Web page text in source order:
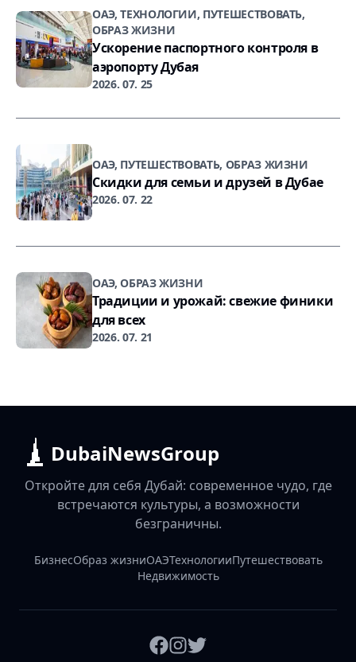
ОАЭ, ТЕХНОЛОГИИ, ПУТЕШЕСТВОВАТЬ,
ОБРАЗ ЖИЗНИ
Ускорение паспортного контроля в
аэропорту Дубая
2026. 07. 25
ОАЭ, ПУТЕШЕСТВОВАТЬ, ОБРАЗ ЖИЗНИ
Скидки для семьи и друзей в Дубае
2026. 07. 22
ОАЭ, ОБРАЗ ЖИЗНИ
Традиции и урожай: свежие финики
для всех
2026. 07. 21
DubaiNewsGroup
Откройте для себя Дубай: современное чудо, где
встречаются культуры, а возможности
безграничны.
БизнесОбраз жизниОАЭТехнологииПутешествовать
Недвижимость